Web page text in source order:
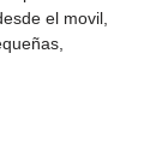
el movil